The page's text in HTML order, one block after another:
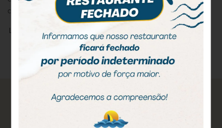
conferidas todas as medidas de segurança e […]
LEIA MAIS
Pesquisar